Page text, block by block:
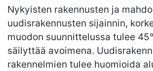
Nykyisten rakennusten ja
uudisrakennusten sijainnin,
muodon suunnittelussa tulee
säilyttää avoimena.
rakennelmien tulee huomioida